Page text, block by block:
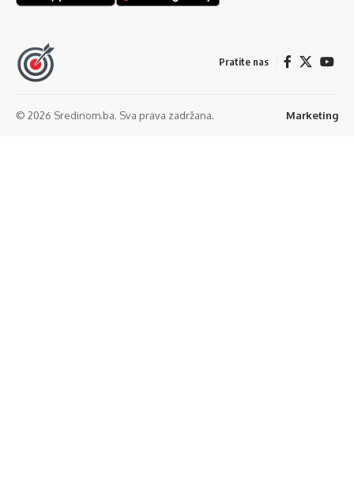
Pratite nas
© 2026 Sredinom.ba. Sva prava zadržana. Marketing